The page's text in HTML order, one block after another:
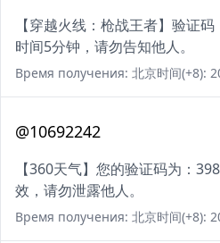
【穿越火线：枪战王者】验证
时间5分钟，请勿告知他人。
Время получения: 北京时间(+8):
@10692242
【360天气】您的验证码为：
效，请勿泄露他人。
Время получения: 北京时间(+8):